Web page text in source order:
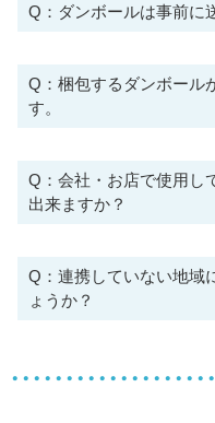
Q：ダンボールは事前に
Q：梱包するダンボール
す。
Q：会社・お店で使用し
出来ますか？
Q：連携していない地域
ょうか？